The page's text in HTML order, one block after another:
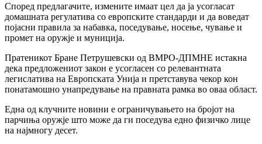
Според предлагачите, измените имаат цел да ја усогласат
домашната регулатива со европските стандарди и да воведат
појасни правила за набавка, поседување, носење, чување и
промет на оружје и муниција.
Пратеникот Бране Петрушевски од ВМРО-ДПМНЕ истакна
дека предложениот закон е усогласен со релевантната
легислатива на Европската Унија и претставува чекор кон
понатамошно унапредување на правната рамка во оваа област.
Една од клучните новини е ограничувањето на бројот на
парчиња оружје што може да ги поседува едно физичко лице
на најмногу десет.